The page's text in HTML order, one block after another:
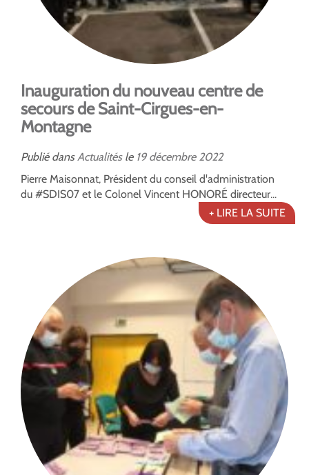
Inauguration du nouveau centre de
secours de Saint-Cirgues-en-
Montagne
Publié dans Actualitésle 19 décembre 2022
Pierre Maisonnat, Président du conseil d'administration
du #SDIS07 et le Colonel Vincent HONORÉ directeur...
+ LIRE LA SUITE